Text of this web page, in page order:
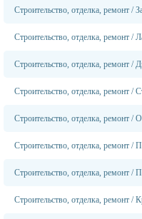
Строительство, отделка, ремонт /
Строительство, отделка, ремонт /
Строительство, отделка, ремонт /
Строительство, отделка, ремонт /
Строительство, отделка, ремонт /
Строительство, отделка, ремонт /
Строительство, отделка, ремонт /
Строительство, отделка, ремонт /